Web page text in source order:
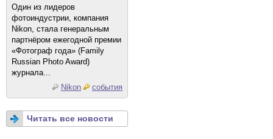
Один из лидеров
фотоиндустрии, компания
Nikon, стала генеральным
партнёром ежегодной премии
«Фотограф года» (Family
Russian Photo Award)
журнала...
Nikon
события
Читать все новости